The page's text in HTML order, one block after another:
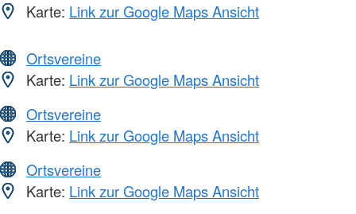
Karte: Link zur Google Maps Ansicht
Ortsvereine
Karte: Link zur Google Maps Ansicht
Ortsvereine
Karte: Link zur Google Maps Ansicht
Ortsvereine
Karte: Link zur Google Maps Ansicht